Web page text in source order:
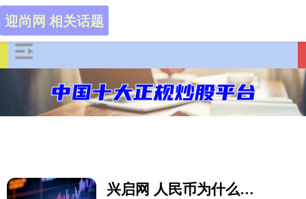
迎尚网 相关话题
兴启网 人民币为什么没有3元？